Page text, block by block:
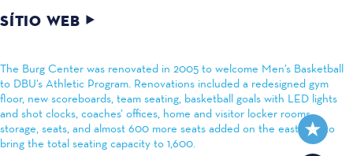
SÍTIO WEB
The Burg Center was renovated in 2005 to welcome Men’s Basketball
to DBU’s Athletic Program. Renovations included a redesigned gym
floor, new scoreboards, team seating, basketball goals with LED lights
and shot clocks, coaches’ offices, home and visitor locker rooms,
storage, seats, and almost 600 more seats added on the east side to
bring the total seating capacity to 1,600.